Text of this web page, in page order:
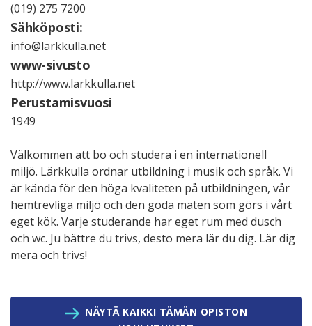
(019) 275 7200
Sähköposti:
info@larkkulla.net
www-sivusto
http://www.larkkulla.net
Perustamisvuosi
1949
Välkommen att bo och studera i en internationell
miljö. Lärkkulla ordnar utbildning i musik och språk. Vi
är kända för den höga kvaliteten på utbildningen, vår
hemtrevliga miljö och den goda maten som görs i vårt
eget kök. Varje studerande har eget rum med dusch
och wc. Ju bättre du trivs, desto mera lär du dig. Lär dig
mera och trivs!
NÄYTÄ KAIKKI TÄMÄN OPISTON